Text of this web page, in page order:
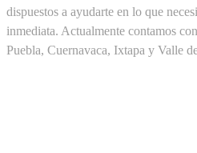
dispuestos a ayudarte en lo que
inmediata. Actualmente contamos
Puebla, Cuernavaca, Ixtapa y Valle